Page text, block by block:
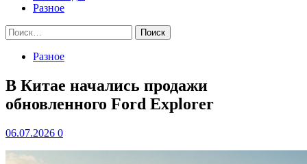
Разное
Найти:
Разное
В Китае начались продажи
обновленного Ford Explorer
06.07.2026 0